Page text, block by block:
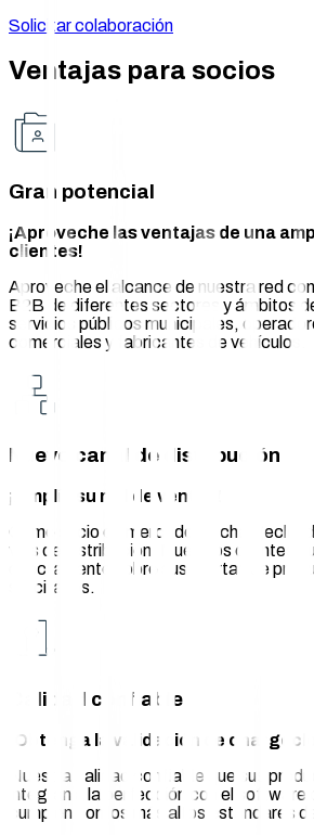
Solicitar colaboración
Ventajas para socios
Gran potencial
¡Aproveche las ventajas de una
clientes!
Aproveche el alcance de nuestra red
B2B de diferentes sectores y ámbitos
servicios públicos municipales,
comerciales y fabricantes de vehículos.
Nuevo canal de distribución
¡Amplíe su red de ventas!
Como socio de mercado de
vías de distribución. Nuestros clientes
directamente sobre sus ofertas de
solicitarlos.
Calidad confiable
¡Obtenga la validación de
Nuestra calidad confiable que sus
integran a la perfección con el software
cumplen con los más altos estándares